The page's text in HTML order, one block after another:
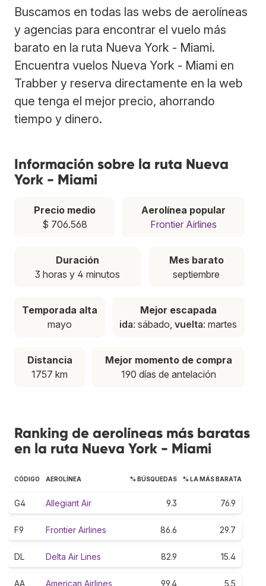
Buscamos en todas las webs de aerolíneas
y agencias para encontrar el vuelo más
barato en la ruta Nueva York - Miami.
Encuentra vuelos Nueva York - Miami en
Trabber y reserva directamente en la web
que tenga el mejor precio, ahorrando
tiempo y dinero.
Información sobre la ruta Nueva
York - Miami
Precio medio
$ 706.568
Aerolínea popular
Frontier Airlines
Duración
3 horas y 4 minutos
Mes barato
septiembre
Temporada alta
mayo
Mejor escapada
ida: sábado,vuelta: martes
Distancia
1757 km
Mejor momento de compra
190 días de antelación
Ranking de aerolíneas más baratas
en la ruta Nueva York - Miami
CÓDIGO AEROLÍNEA % BÚSQUEDAS % LA MÁS BARATA
G4 Allegiant Air 9.3 76.9
F9 Frontier Airlines 86.6 29.7
DL Delta Air Lines 82.9 15.4
AA American Airlines 99.4 5.5